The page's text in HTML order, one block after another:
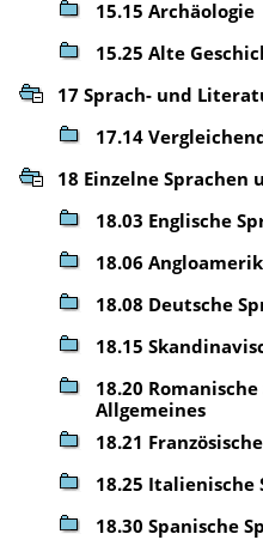
15.15 Archäologie
15.25 Alte
17 Sprach- und
17.14
18 Einzelne
18.03 Englische
18.06
18.08 Deutsche
18.15
18.20
Allgemeines
18.21
18.25
18.30 Spanische